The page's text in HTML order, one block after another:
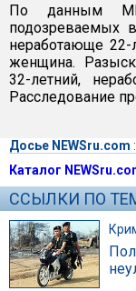
По данным
подозреваемых
неработающе 22-
женщина.
32-летний,
Расследование
Досье NEWSru.com
Каталог
ССЫЛКИ ПО